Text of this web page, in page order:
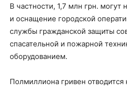
В частности, 1,7 млн грн. могут
и оснащение городской
службы гражданской защиты
спасательной и пожарной
оборудованием.
Полмиллиона гривен